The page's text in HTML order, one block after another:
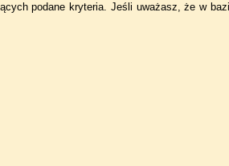
podane kryteria. Jeśli uważasz, że w